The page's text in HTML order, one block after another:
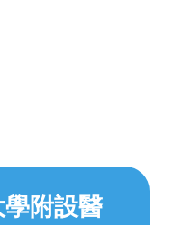
附設醫